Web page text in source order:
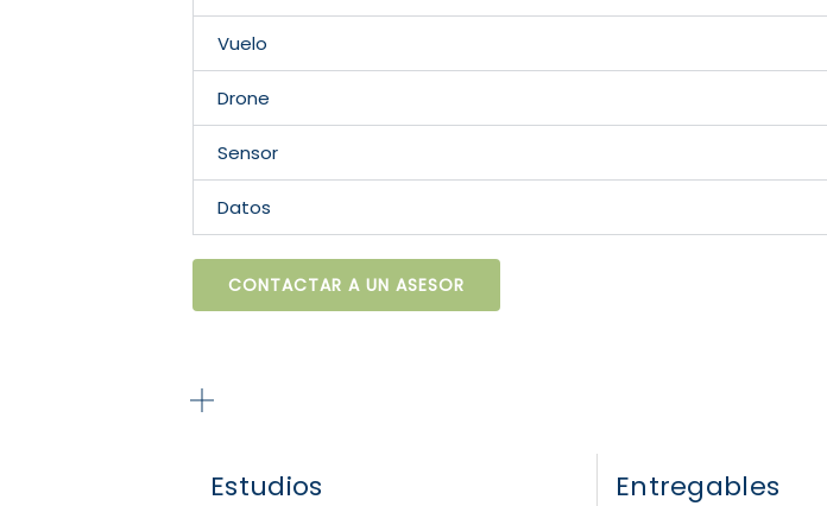
Vuelo
Drone
Sensor
Datos
CONTACTAR A UN ASESOR
Estudios Entregables